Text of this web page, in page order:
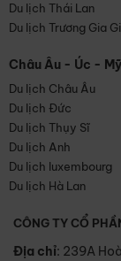
Du lịch Thái Lan
Du lịch Trương Gia
Châu Âu - Úc - Mỹ
Du lịch Châu Âu
Du lịch Đức
Du lịch Thụy Sĩ
Du lịch Anh
Du lịch luxembourg
Du lịch Hà Lan
CÔNG TY CỔ
Địa chỉ: 239A